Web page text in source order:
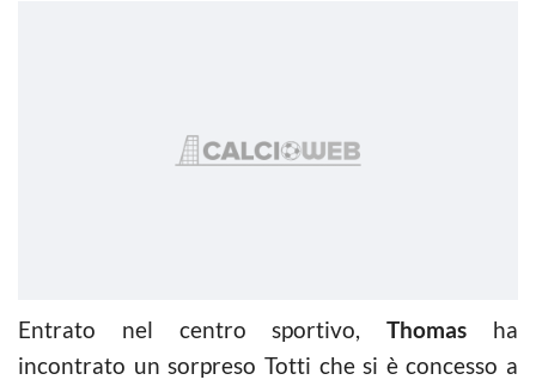
Entrato nel centro sportivo,Thomas ha
incontrato un sorpreso Totti che si è concesso a